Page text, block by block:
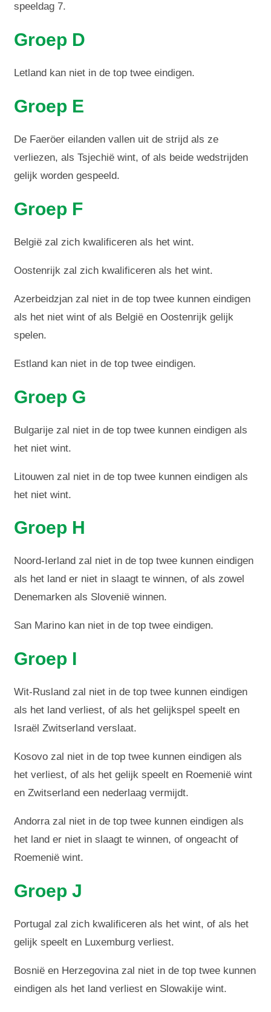
speeldag 7.
Groep D
Letland kan niet in de top twee eindigen.
Groep E
De Faeröer eilanden vallen uit de strijd als ze
verliezen, als Tsjechië wint, of als beide wedstrijden
gelijk worden gespeeld.
Groep F
België zal zich kwalificeren als het wint.
Oostenrijk zal zich kwalificeren als het wint.
Azerbeidzjan zal niet in de top twee kunnen eindigen
als het niet wint of als België en Oostenrijk gelijk
spelen.
Estland kan niet in de top twee eindigen.
Groep G
Bulgarije zal niet in de top twee kunnen eindigen als
het niet wint.
Litouwen zal niet in de top twee kunnen eindigen als
het niet wint.
Groep H
Noord-Ierland zal niet in de top twee kunnen eindigen
als het land er niet in slaagt te winnen, of als zowel
Denemarken als Slovenië winnen.
San Marino kan niet in de top twee eindigen.
Groep I
Wit-Rusland zal niet in de top twee kunnen eindigen
als het land verliest, of als het gelijkspel speelt en
Israël Zwitserland verslaat.
Kosovo zal niet in de top twee kunnen eindigen als
het verliest, of als het gelijk speelt en Roemenië wint
en Zwitserland een nederlaag vermijdt.
Andorra zal niet in de top twee kunnen eindigen als
het land er niet in slaagt te winnen, of ongeacht of
Roemenië wint.
Groep J
Portugal zal zich kwalificeren als het wint, of als het
gelijk speelt en Luxemburg verliest.
Bosnië en Herzegovina zal niet in de top twee kunnen
eindigen als het land verliest en Slowakije wint.